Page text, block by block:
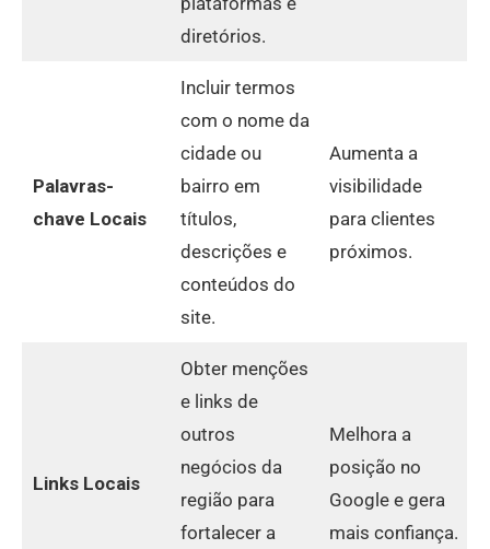
diretórios.
Palavras-
chave Locais
Incluir termos
com o nome da
cidade ou
bairro em
títulos,
descrições e
conteúdos do
site.
Aumenta a
visibilidade
para clientes
próximos.
Links Locais
Obter menções
e links de
outros
negócios da
região para
fortalecer a
Melhora a
posição no
Google e gera
mais confiança.